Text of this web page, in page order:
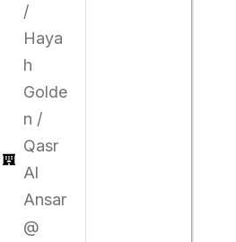
/
Haya
h
Golde
n /
Qasr
Al
Ansar
@